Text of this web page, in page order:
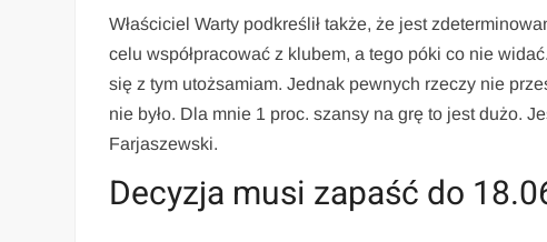
Właściciel Warty podkreślił także, że jest
celu współpracować z klubem, a tego póki co nie
się z tym utożsamiam. Jednak pewnych rzeczy nie
nie było. Dla mnie 1 proc. szansy na grę to jest dużo.
Farjaszewski.
Decyzja musi zapaść do